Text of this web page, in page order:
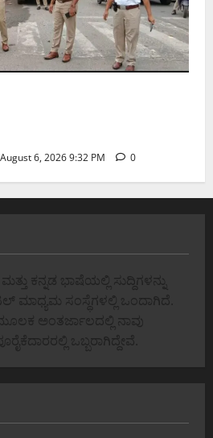
August 6, 2026 9:32 PM 0
ಕನ್ನಡ ಭಾಷೆಯಲ್ಲಿ ಸುದ್ದಿಗಳನ್ನು
ಮಾಧ್ಯಮ ಸಂಸ್ಥೆಗಳಲ್ಲಿ ಒಂದಾಗಿದೆ.
ಅಂತರ್ಜಾಲದಲ್ಲಿ ನಾವು
ಒಬ್ಬರಾಗಿದ್ದೇವೆ.